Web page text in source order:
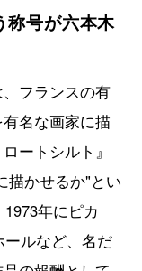
称号が六本木
、フランスの有
名な画家に描
ートシルト』
描かせるか"とい
年にピカ
ールなど、名だ